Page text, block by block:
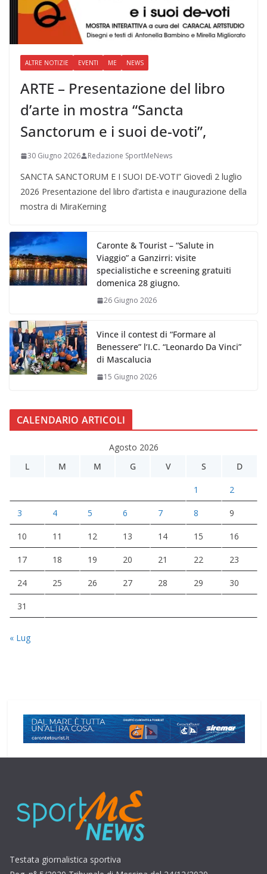
ALTRE NOTIZIE EVENTI ME NEWS
ARTE – Presentazione del libro
d’arte in mostra “Sancta
Sanctorum e i suoi de-voti”,
30 Giugno 2026 Redazione SportMeNews
SANCTA SANCTORUM E I SUOI DE-VOTI” Giovedì 2 luglio
2026 Presentazione del libro d’artista e inaugurazione della
mostra di MiraKerning
Caronte & Tourist – “Salute in
Viaggio” a Ganzirri: visite
specialistiche e screening gratuiti
domenica 28 giugno.
26 Giugno 2026
Vince il contest di “Formare al
Benessere” l’I.C. “Leonardo Da Vinci”
di Mascalucia
15 Giugno 2026
CALENDARIO ARTICOLI
Agosto 2026
L
M M G V S D
1 2
3 4 5 6 7 8 9
10 11 12 13 14 15 16
17 18 19 20 21 22 23
24 25 26 27 28 29 30
31
« Lug
Testata giornalistica sportiva